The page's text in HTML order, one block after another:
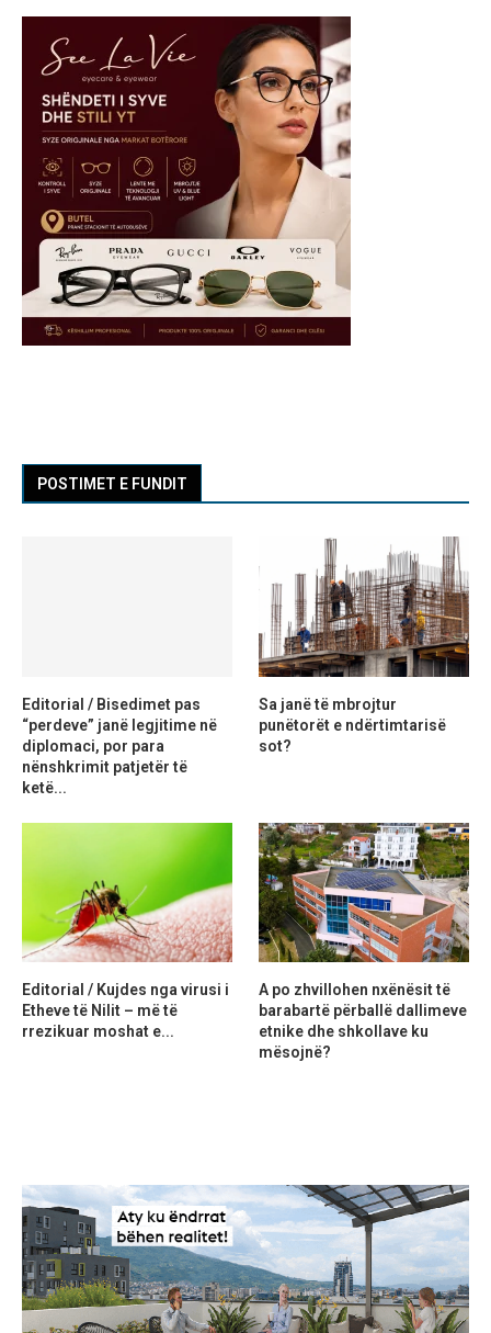
POSTIMET E FUNDIT
Editorial / Bisedimet pas
“perdeve” janë legjitime në
diplomaci, por para
nënshkrimit patjetër të
ketë...
Sa janë të mbrojtur
punëtorët e ndërtimtarisë
sot?
Editorial / Kujdes nga virusi i
Etheve të Nilit – më të
rrezikuar moshat e...
A po zhvillohen nxënësit të
barabartë përballë dallimeve
etnike dhe shkollave ku
mësojnë?